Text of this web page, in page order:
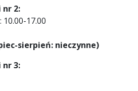
nr 2:
17.00
sierpień: nieczynne)
nr 3:
Z
SPOTKANIE Z PANIĄ